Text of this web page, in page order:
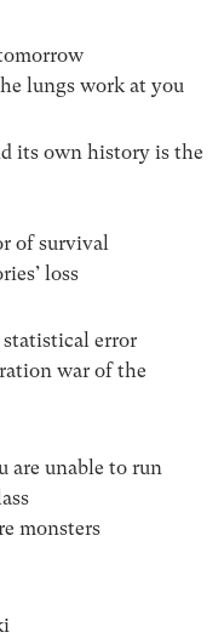
lungs work at you
its own history is the
of survival
loss
error
war of the
are unable to run
monsters